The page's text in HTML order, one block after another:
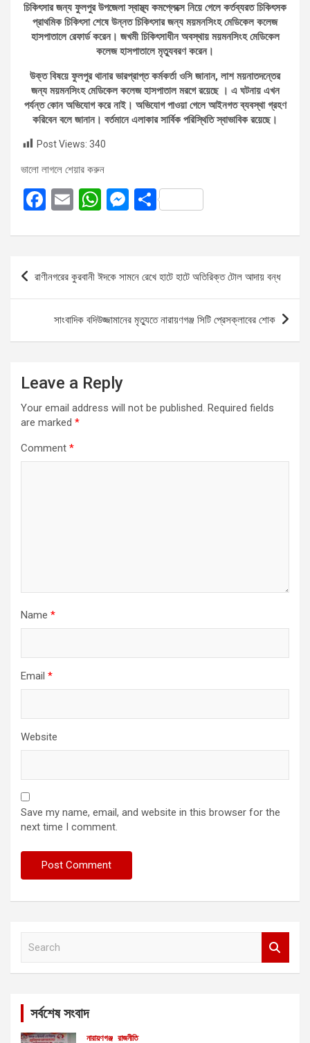
চিকিৎসার জন্য ফুলপুর উপজেলা স্বাস্থ্য কমপ্লেক্সে নিয়ে গেলে কর্তব্যরত চিকিৎসক
প্রাথমিক চিকিৎসা শেষে উন্নত চিকিৎসার জন্য ময়মনসিংহ মেডিকেল কলেজ
হাসপাতালে রেফার্ড করেন। জখমী চিকিৎসাধীন অবস্থায় ময়মনসিংহ মেডিকেল
কলেজ হাসপাতালে মৃত্যুবরণ করেন।
উক্ত বিষয়ে ফুলপুর থানার ভারপ্রাপ্ত কর্মকর্তা ওসি জানান, লাশ ময়নাতদন্তের
জন্য ময়মনসিংহ মেডিকেল কলেজ হাসপাতাল মরগে রয়েছে । এ ঘটনায় এখন
পর্যন্ত কোন অভিযোগ করে নাই। অভিযোগ পাওয়া গেলে আইনগত ব্যবস্থা গ্রহণ
করিবেন বলে জানান। বর্তমানে এলাকার সার্বিক পরিস্থিতি স্বাভাবিক রয়েছে।
Post Views: 340
ভালো লাগলে শেয়ার করুন
F
ce
b
o
o
E
ail
W
at
A
p
p
M
se
g
er
S
ar
Post
navigation
রাণীনগরের কুরবানী ঈদকে সামনে রেখে হাটে হাটে অতিরিক্ত টোল আদায় বন্ধ
সাংবাদিক বদিউজ্জামানের মৃত্যুতে নারায়ণগঞ্জ সিটি প্রেসক্লাবের শোক
Leave a Reply
Your email address will not be published. Required fields
are marked *
Comment *
Name *
Email *
Website
Save my name, email, and website in this browser for the
next time I comment.
সর্বশেষ সংবাদ
নারায়ণগঞ্জ রাজনীতি